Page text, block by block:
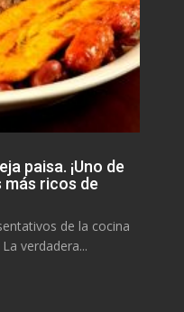
paisa. ¡Uno de
ricos de
de la cocina
verdadera...